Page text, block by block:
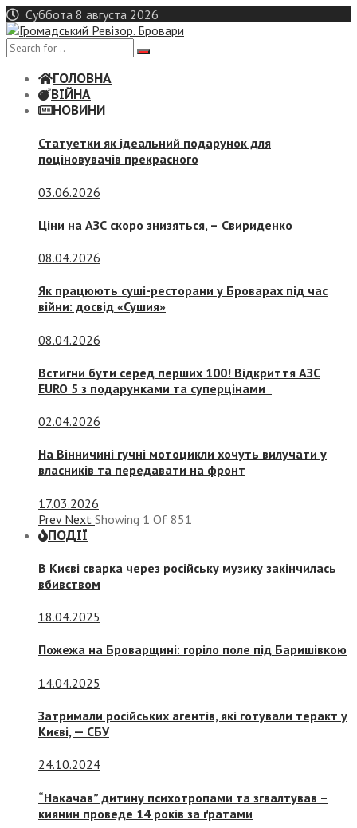
Skip
to
content
Суббота 8 августа 2026
ГОЛОВНА
ВІЙНА
НОВИНИ
Статуетки як ідеальний подарунок для
поціновувачів прекрасного
03.06.2026
Ціни на АЗС скоро знизяться, – Свириденко
08.04.2026
Як працюють суші-ресторани у Броварах під час
війни: досвід «Сушия»
08.04.2026
Встигни бути серед перших 100! Відкриття АЗС
EURO 5 з подарунками та суперцінами
02.04.2026
На Вінничині гучні мотоцикли хочуть вилучати у
власників та передавати на фронт
17.03.2026
Prev Next Showing 1 Of 851
ПОДІЇ
В Києві сварка через російську музику закінчилась
вбивством
18.04.2025
Пожежа на Броварщині: горіло поле під Баришівкою
14.04.2025
Затримали російських агентів, які готували теракт у
Києві, — СБУ
24.10.2024
“Накачав” дитину психотропами та згвалтував –
киянин проведе 14 років за ґратами